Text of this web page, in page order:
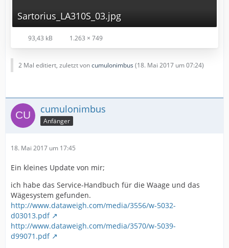
Sartorius_LA310S_03.jpg
93,43 kB 1.263 × 749
2 Mal editiert, zuletzt voncumulonimbus (18. Mai 2017 um 07:24)
cumulonimbus
Anfänger
18. Mai 2017 um 17:45
Ein kleines Update von mir;
ich habe das Service-Handbuch für die Waage und das
Wägesystem gefunden.
http://www.dataweigh.com/media/3556/w-5032-
d03013.pdf
http://www.dataweigh.com/media/3570/w-5039-
d99071.pdf